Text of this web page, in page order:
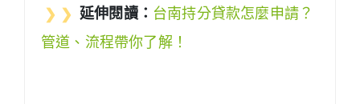
❯ ❯ 延伸閱讀： 台南持分貸款怎麼申請？
管道、流程帶你了解！